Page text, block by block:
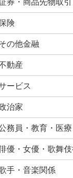
険
の他金融
動産
ービス
治家
務員・教育・医
優・女優・歌舞
手・音楽関係